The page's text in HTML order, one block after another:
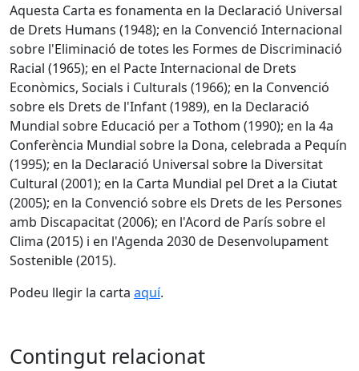
Aquesta Carta es fonamenta en la Declaració Universal
de Drets Humans (1948); en la Convenció Internacional
sobre l'Eliminació de totes les Formes de Discriminació
Racial (1965); en el Pacte Internacional de Drets
Econòmics, Socials i Culturals (1966); en la Convenció
sobre els Drets de l'Infant (1989), en la Declaració
Mundial sobre Educació per a Tothom (1990); en la 4a
Conferència Mundial sobre la Dona, celebrada a Pequín
(1995); en la Declaració Universal sobre la Diversitat
Cultural (2001); en la Carta Mundial pel Dret a la Ciutat
(2005); en la Convenció sobre els Drets de les Persones
amb Discapacitat (2006); en l'Acord de París sobre el
Clima (2015) i en l'Agenda 2030 de Desenvolupament
Sostenible (2015).
Podeu llegir la carta aquí.
Contingut relacionat